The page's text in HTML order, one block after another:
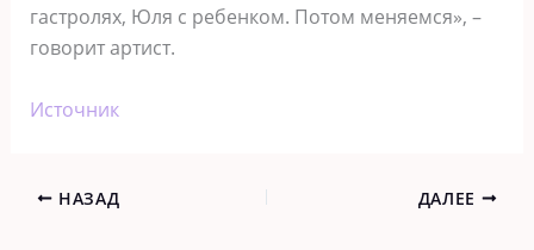
гастролях, Юля с ребенком. Потом меняемся», –
говорит артист.
Источник
НАЗАД ДАЛЕЕ